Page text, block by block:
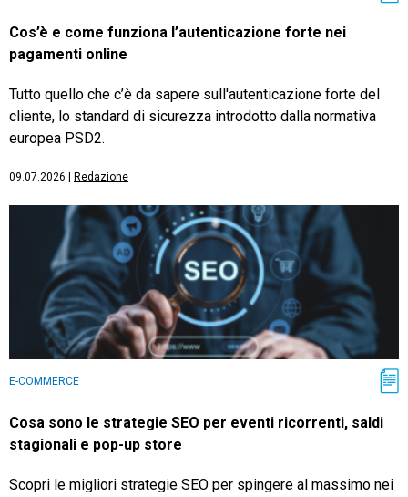
Cos’è e come funziona l’autenticazione forte nei
pagamenti online
Tutto quello che c’è da sapere sull'autenticazione forte del
cliente, lo standard di sicurezza introdotto dalla normativa
europea PSD2.
09.07.2026 Redazione
E-COMMERCE
Cosa sono le strategie SEO per eventi ricorrenti, saldi
stagionali e pop-up store
Scopri le migliori strategie SEO per spingere al massimo nei